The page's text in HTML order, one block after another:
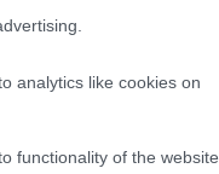
analytics like cookies on
functionality of the website